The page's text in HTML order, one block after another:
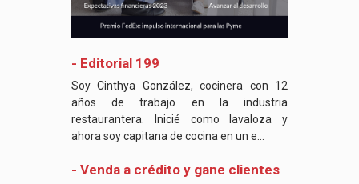
- Editorial 199
Soy Cinthya González, cocinera con 12
años de trabajo en la industria
restaurantera. Inicié como lavaloza y
ahora soy capitana de cocina en un e...
- Venda a crédito y gane clientes